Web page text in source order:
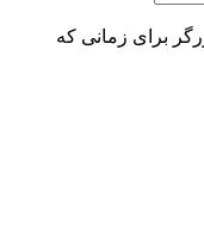
برای زمانی که